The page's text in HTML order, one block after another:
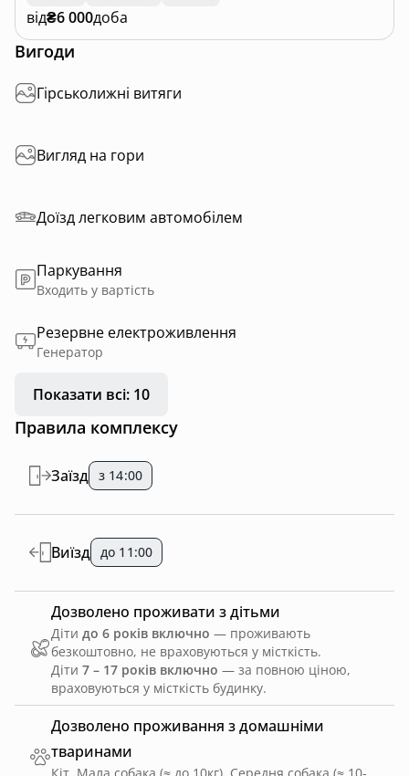
від₴6 000доба
Вигоди
Гірськолижні витяги
Вигляд на гори
Доїзд легковим автомобілем
Паркування
Входить у вартість
Резервне електроживлення
Генератор
Показати всі: 10
Правила комплексу
Дозволено проживання з домашніми
тваринами
Кіт, Мала собака (≈ до 10кг), Середня собака (≈ 10-
Заїзд з 14:00
Виїзд до 11:00
Дозволено проживати з дітьми
Діти до 6 років включно — проживають
безкоштовно, не враховуються у місткість.
Діти 7 – 17 років включно — за повною ціною,
враховуються у місткість будинку.